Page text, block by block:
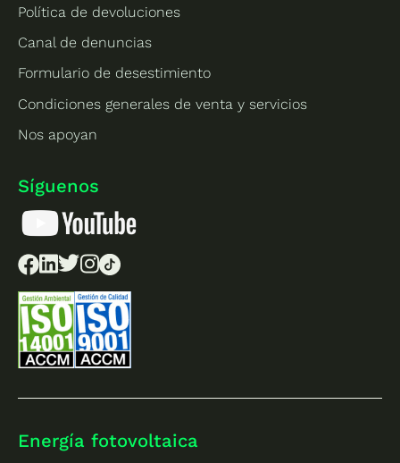
Política de devoluciones
Canal de denuncias
Formulario de desestimiento
Condiciones generales de venta y servicios
Nos apoyan
Síguenos
Energía fotovoltaica